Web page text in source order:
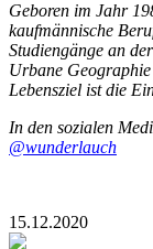
Geboren im Jahr
kaufmännische
Studiengänge an
Urbane
Lebensziel ist die
In den sozialen
@wunderlauch
15.12.2020